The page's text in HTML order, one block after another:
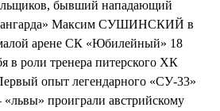
бывший нападающий
Максим СУШИНСКИЙ в
арене СК «Юбилейный» 18
в роли тренера питерского ХК
опыт легендарного «СУ-33»
проиграли австрийскому